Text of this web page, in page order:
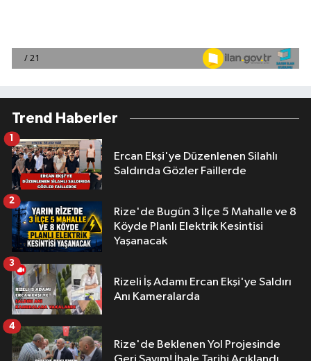
Trend Haberler
Ercan Ekşi'ye Düzenlenen Silahlı
Saldırıda Gözler Faillerde
1
Rize'de Bugün 3 İlçe 5 Mahalle ve 8
Köyde Planlı Elektrik Kesintisi
Yaşanacak
2
Rizeli İş Adamı Ercan Ekşi'ye Saldırı
Anı Kameralarda
3
Rize'de Beklenen Yol Projesinde
4